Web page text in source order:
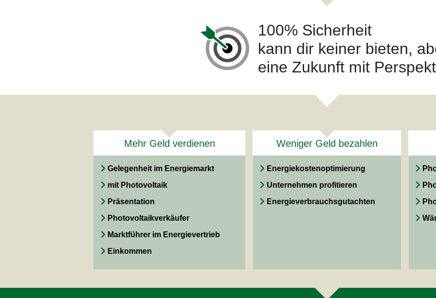
100% Sicherheit
kann dir keiner bieten,
eine Zukunft mit
Mehr Geld verdienen
Gelegenheit im Energiemarkt
mit Photovoltaik
Präsentation
Photovoltaikverkäufer
Marktführer im Energievertrieb
Einkommen
Weniger Geld bezahlen
Energiekostenoptimierung
Unternehmen profitieren
Energieverbrauchsgutachten